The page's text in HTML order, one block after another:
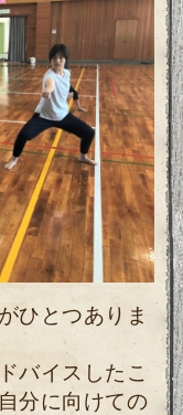
ひとつありま
バイスしたこ
分に向けての